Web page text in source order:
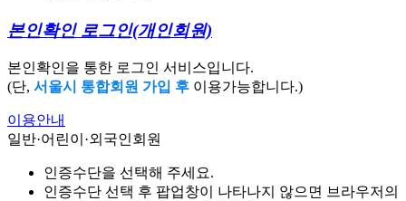
본인확인 로그인(개인회원)
본인확인을 통한 로그인 서비스입니다.
(단, 서울시 통합회원 가입 후 이용가능합니다.)
이용안내
일반·어린이·외국인회원
인증수단을 선택해 주세요.
인증수단 선택 후 팝업창이 나타나지 않으면 브라우저의